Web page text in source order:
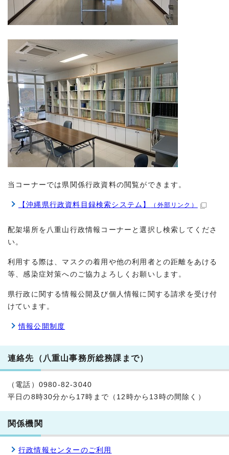
当コーナーでは県関係行政資料の閲覧ができます。
【沖縄県行政資料目録検索システム】 （外部リンク）
配架場所を八重山行政情報コーナーと選択し検索してくださ
い。
利用する際は、マスクの着用や他の利用者との距離をあける
等、感染症対策へのご協力よろしくお願いします。
県行政に関する情報公開及び個人情報に関する請求を受け付
けています。
情報公開制度
連絡先（八重山事務所総務課まで）
（電話）0980-82-3040
平日の8時30分から17時まで（12時から13時の間除く）
関係機関
行政情報センターのご利用